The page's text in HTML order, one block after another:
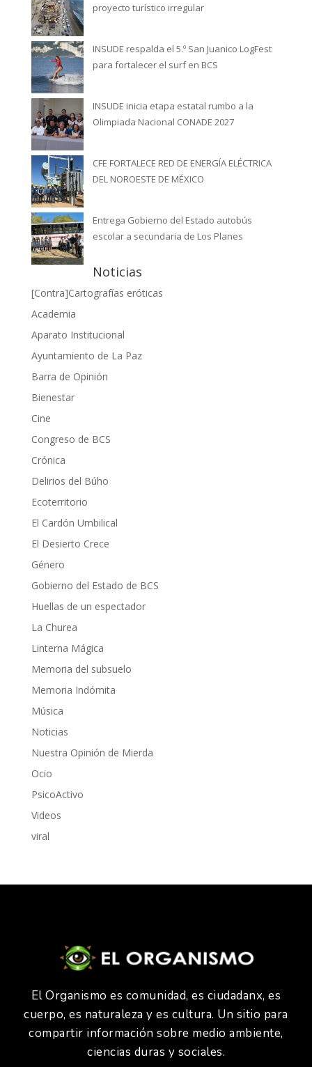
proyecto turístico irregular
INSUDE respalda el 5.º San Juanico LogFest
para fortalecer el surf en BCS
INSUDE inicia etapa estatal rumbo a la
Olimpiada Nacional CONADE 2027
CFE FORTALECE RED DE ENERGÍA ELÉCTRICA
DEL NOROESTE DE MÉXICO
Entrega Gobierno del Estado autobús
escolar a secundaria de Los Planes
Noticias
[Contra]Cartografías eróticas
Academia
Aparato Institucional
Ayuntamiento de La Paz
Barra de Opinión
Bienestar
Cine
Congreso de BCS
Crónica
Delirios del Búho
Ecoterritorio
El Cardón Umbilical
El Desierto Crece
Género
Gobierno del Estado de BCS
Huellas de un espectador
La Churea
Linterna Mágica
Memoria del subsuelo
Memoria Indómita
Música
Noticias
Nuestra Opinión de Mierda
Ocio
PsicoActivo
Videos
viral
El Organismo es comunidad, es ciudadanx, es
cuerpo, es naturaleza y es cultura. Un sitio para
compartir información sobre medio ambiente,
ciencias duras y sociales.